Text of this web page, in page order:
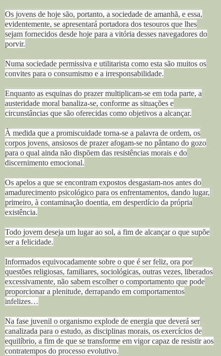
Os jovens de hoje são, portanto, a sociedade de amanhã, e essa,
evidentemente, se apresentará portadora dos tesouros que lhes
sejam fornecidos desde hoje para a vitória desses navegadores do
porvir.
Numa sociedade permissiva e utilitarista como esta são muitos os
convites para o consumismo e a irresponsabilidade.
Enquanto as esquinas do prazer multiplicam-se em toda parte, a
austeridade moral banaliza-se, conforme as situações e
circunstâncias que são oferecidas como objetivos a alcançar.
À medida que a promiscuidade torna-se a palavra de ordem, os
corpos jovens, ansiosos de prazer afogam-se no pântano do gozo
para o qual ainda não dispõem das resistências morais e do
discernimento emocional.
Os apelos a que se encontram expostos desgastam-nos antes do
amadurecimento psicológico para os enfrentamentos, dando lugar,
primeiro, à contaminação doentia, em desperdício da própria
existência.
Todo jovem deseja um lugar ao sol, a fim de alcançar o que supõe
ser a felicidade.
Informados equivocadamente sobre o que é ser feliz, ora por
questões religiosas, familiares, sociológicas, outras vezes, liberados
excessivamente, não sabem escolher o comportamento que pode
proporcionar a plenitude, derrapando em comportamentos
infelizes…
Na fase juvenil o organismo explode de energia que deverá ser
canalizada para o estudo, as disciplinas morais, os exercícios de
equilíbrio, a fim de que se transforme em vigor capaz de resistir aos
contratempos do processo evolutivo.